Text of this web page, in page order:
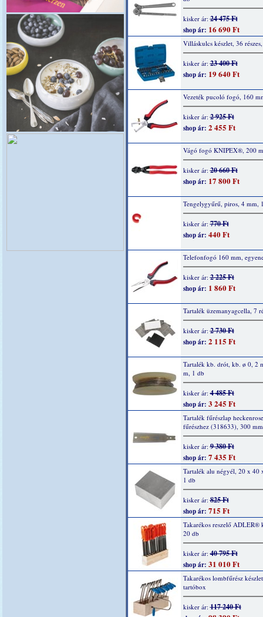
kisker ár:24 475 Ft
shop ár: 16 690 Ft
Villáskulcs készlet, 36 részes,
kisker ár:23 400 Ft
shop ár: 19 640 Ft
Vezeték pucoló fogó, 160
kisker ár:2 925 Ft
shop ár: 2 455 Ft
Vágó fogó KNIPEX®, 200
kisker ár:20 660 Ft
shop ár: 17 800 Ft
Tengelygyűrű, piros, 4 mm,
kisker ár:770 Ft
shop ár: 440 Ft
Telefonfogó 160 mm,
kisker ár:2 225 Ft
shop ár: 1 860 Ft
Tartalék üzemanyagcella, 7
kisker ár:2 730 Ft
shop ár: 2 115 Ft
Tartalék kb. drót, kb. ø 0, 2
m, 1 db
kisker ár:4 485 Ft
shop ár: 3 245 Ft
Tartalék fűrészlap
fűrészhez (318633), 300
kisker ár:9 380 Ft
shop ár: 7 435 Ft
Tartalék alu négyél, 20 x 40
1 db
kisker ár:825 Ft
shop ár: 715 Ft
Takarékos reszelő ADLER®
20 db
kisker ár:40 795 Ft
shop ár: 31 010 Ft
Takarékos lombfűrész
tartóbox
kisker ár:117 240 Ft